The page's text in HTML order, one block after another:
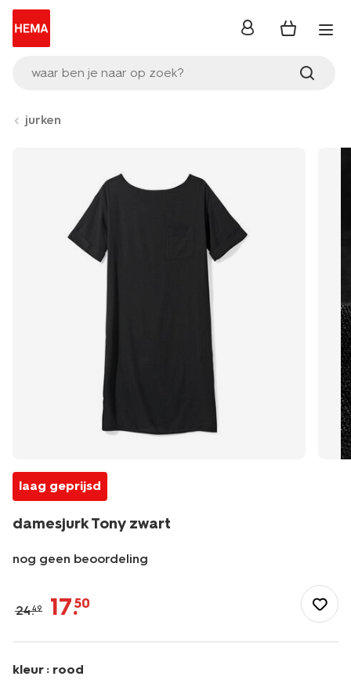
waar ben je naar op zoek?
inloggen
jurken
laag geprijsd
damesjurk Tony zwart
nog geen beoordeling
-
36200885BLACK.html
24.49 17.50
kleur : rood